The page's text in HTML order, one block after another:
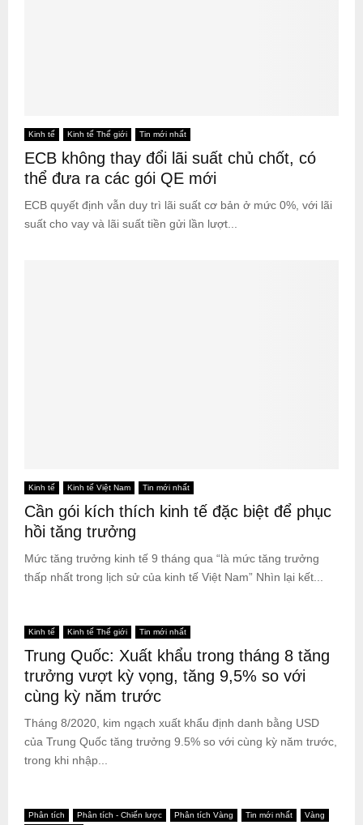
Kinh tế Kinh tế Thế giới Tin mới nhất
ECB không thay đổi lãi suất chủ chốt, có
thể đưa ra các gói QE mới
ECB quyết định vẫn duy trì lãi suất cơ bản ở mức 0%, với lãi
suất cho vay và lãi suất tiền gửi lần lượt...
Kinh tế Kinh tế Việt Nam Tin mới nhất
Cần gói kích thích kinh tế đặc biệt để phục
hồi tăng trưởng
Mức tăng trưởng kinh tế 9 tháng qua “là mức tăng trưởng
thấp nhất trong lịch sử của kinh tế Việt Nam” Nhìn lại kết...
Kinh tế Kinh tế Thế giới Tin mới nhất
Trung Quốc: Xuất khẩu trong tháng 8 tăng
trưởng vượt kỳ vọng, tăng 9,5% so với
cùng kỳ năm trước
Tháng 8/2020, kim ngạch xuất khẩu định danh bằng USD
của Trung Quốc tăng trưởng 9.5% so với cùng kỳ năm trước,
trong khi nhập...
Phân tích Phân tích - Chiến lược Phân tích Vàng Tin mới nhất
Vàng